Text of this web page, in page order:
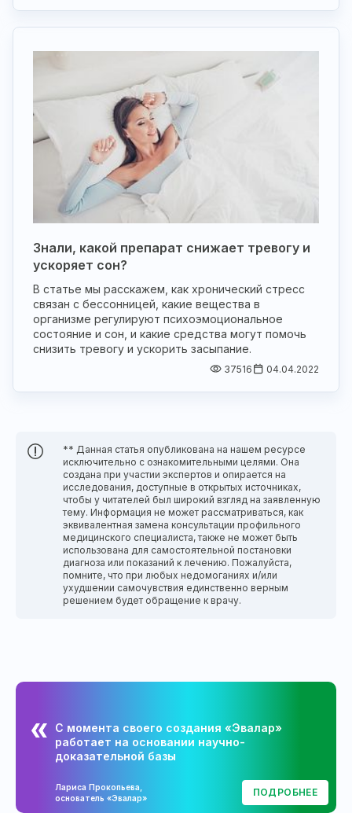
Знали, какой препарат снижает тревогу и
ускоряет сон?
В статье мы расскажем, как хронический стресс
связан с бессонницей, какие вещества в
организме регулируют психоэмоциональное
состояние и сон, и какие средства могут помочь
снизить тревогу и ускорить засыпание.
37516 04.04.2022
** Данная статья опубликована на нашем ресурсе
исключительно с ознакомительными целями. Она
создана при участии экспертов и опирается на
исследования, доступные в открытых источниках,
чтобы у читателей был широкий взгляд на заявленную
тему. Информация не может рассматриваться, как
эквивалентная замена консультации профильного
медицинского специалиста, также не может быть
использована для самостоятельной постановки
диагноза или показаний к лечению. Пожалуйста,
помните, что при любых недомоганиях и/или
ухудшении самочувствия единственно верным
решением будет обращение к врачу.
С момента своего создания «Эвалар»
работает на основании научно-
доказательной базы
Лариса Прокопьева,
основатель «Эвалар»
ПОДРОБНЕЕ